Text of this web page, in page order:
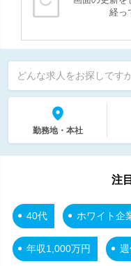
経っ
どんな求人をお探しです
勤務地・本社
注
40代 ホワイト企
年収1,000万円